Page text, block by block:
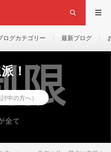
ログカテゴリー 最新ブログ
！
中の方へ）